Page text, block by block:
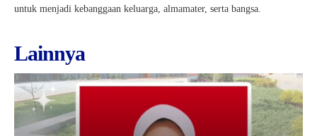
untuk menjadi kebanggaan keluarga, almamater, serta bangsa.
Lainnya